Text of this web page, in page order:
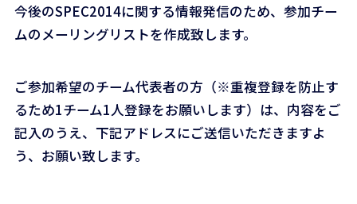
今後のSPEC2014に関する情報発信のため、参加チー
ムのメーリングリストを作成致します。
ご参加希望のチーム代表者の方（※重複登録を防止す
るため1チーム1人登録をお願いします）は、内容をご
記入のうえ、下記アドレスにご送信いただきますよ
う、お願い致します。